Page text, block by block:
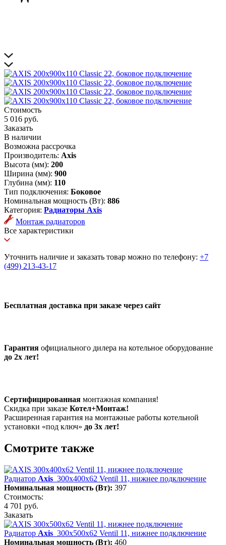
Стоимость
5 016 руб.
Заказать
В наличии
Возможна рассрочка
Производитель: Axis
Высота (мм): 200
Ширина (мм): 900
Глубина (мм): 110
Тип подключения: Боковое
Номинальная мощность (Вт): 886
Категория: Радиаторы Axis
Монтаж радиаторов
Все характеристики
Уточнить наличие и заказать товар можно по телефону: +7
(499) 213-43-17
Бесплатная доставка при заказе через сайт
Гарантия официального дилера на котельное оборудование
до 2х лет!
Сертифицированная монтажная компания!
Скидка при заказе Котел+Монтаж!
Расширенная гарантия на монтажные работы котельной
установки «под ключ» до 3х лет!
Смотрите также
Радиатор Axis 300х400х62 Ventil 11, нижнее подключение
Номинальная мощность (Вт): 397
Стоимость:
4 701 руб.
Заказать
Радиатор Axis 300х500х62 Ventil 11, нижнее подключение
Номинальная мощность (Вт): 460